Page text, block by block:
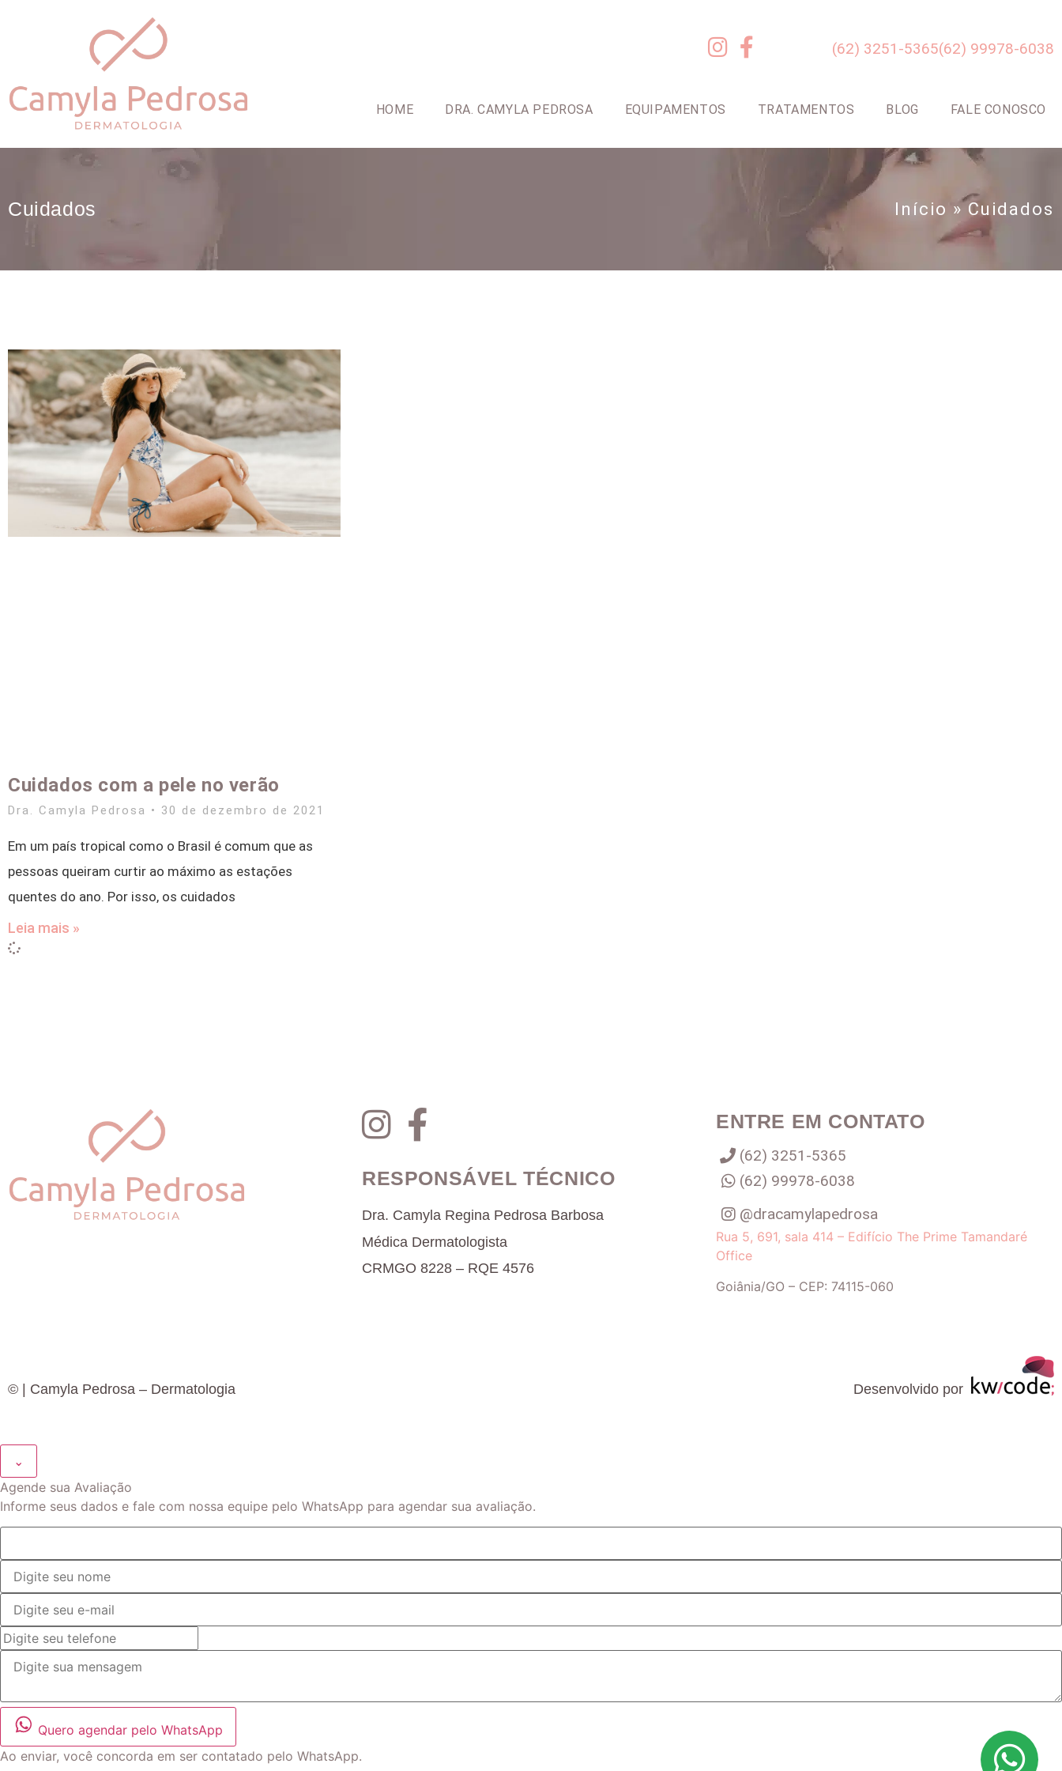
(62) 3251-5365(62) 99978-6038
HOME DRA. CAMYLA PEDROSA EQUIPAMENTOS TRATAMENTOS BLOG FALE CONOSCO
Cuidados Início » Cuidados
Cuidados com a pele no verão
Dra. Camyla Pedrosa 30 de dezembro de 2021
Em um país tropical como o Brasil é comum que as
pessoas queiram curtir ao máximo as estações
quentes do ano. Por isso, os cuidados
Leia mais »
RESPONSÁVEL TÉCNICO
Dra. Camyla Regina Pedrosa Barbosa
Médica Dermatologista
CRMGO 8228 – RQE 4576
ENTRE EM CONTATO
(62) 3251-5365
(62) 99978-6038
@dracamylapedrosa
Rua 5, 691, sala 414 – Edifício The Prime Tamandaré
Office
Goiânia/GO – CEP: 74115-060
© | Camyla Pedrosa – Dermatologia Desenvolvido por
⌄
Agende sua Avaliação
Informe seus dados e fale com nossa equipe pelo WhatsApp para agendar sua avaliação.
Quero agendar pelo WhatsApp
Ao enviar, você concorda em ser contatado pelo WhatsApp.